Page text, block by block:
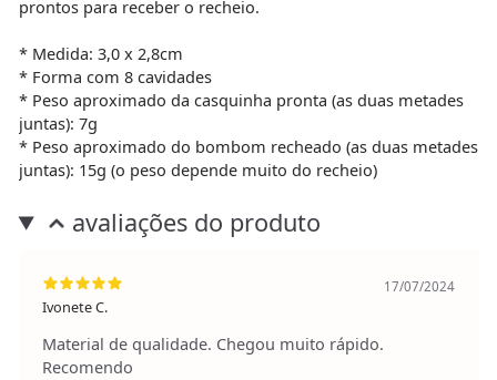
prontos para receber o recheio.
* Medida: 3,0 x 2,8cm
* Forma com 8 cavidades
* Peso aproximado da casquinha pronta (as duas metades
juntas): 7g
* Peso aproximado do bombom recheado (as duas metades
juntas): 15g (o peso depende muito do recheio)
avaliações do produto
Ivonete C.
17/07/2024
Material de qualidade. Chegou muito rápido.
Recomendo